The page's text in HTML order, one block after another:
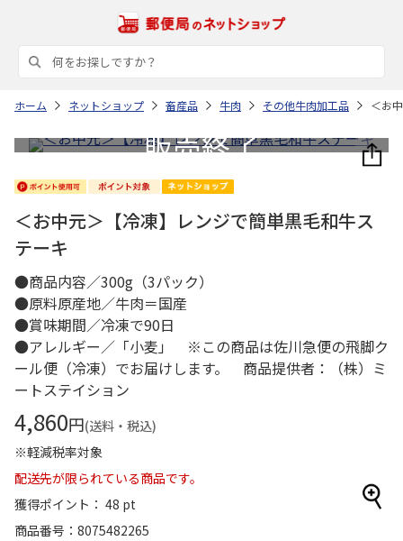
ホーム ネットショップ 畜産品 牛肉 その他牛肉加工品 ＜お
＜お中元＞【冷凍】レンジで簡単黒毛和牛ス
テーキ
●商品内容／300g（3パック）
●原料原産地／牛肉＝国産
●賞味期間／冷凍で90日
●アレルギー／「小麦」 ※この商品は佐川急便の飛脚ク
ール便（冷凍）でお届けします。 商品提供者：（株）ミ
ートステイション
4,860円(送料・税込)
※軽減税率対象
配送先が限られている商品です。
獲得ポイント： 48 pt
商品番号
8075482265